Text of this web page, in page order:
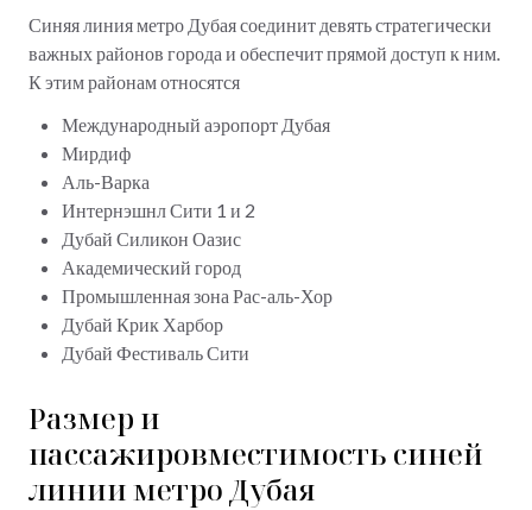
Синяя линия метро Дубая соединит девять стратегически
важных районов города и обеспечит прямой доступ к ним.
К этим районам относятся
Международный аэропорт Дубая
Мирдиф
Аль-Варка
Интернэшнл Сити 1 и 2
Дубай Силикон Оазис
Академический город
Промышленная зона Рас-аль-Хор
Дубай Крик Харбор
Дубай Фестиваль Сити
Размер и
пассажировместимость синей
линии метро Дубая